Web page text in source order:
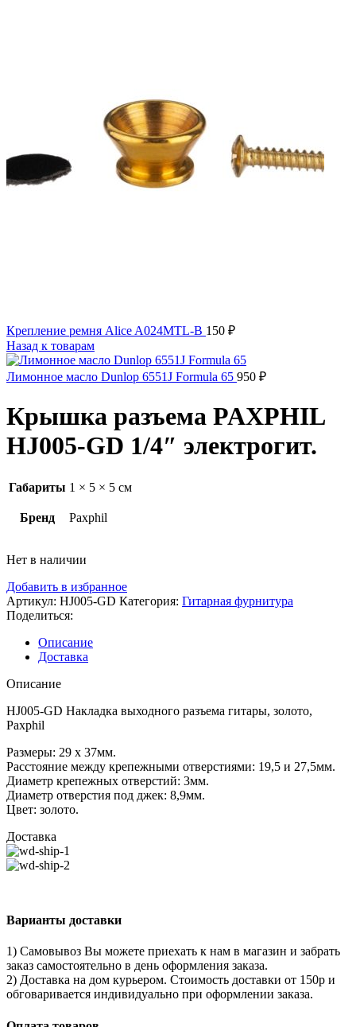
Крепление ремня Alice A024MTL-B 150 ₽
Назад к товарам
Лимонное масло Dunlop 6551J Formula 65 950 ₽
Крышка разъема PAXPHIL
HJ005-GD 1/4″ электрогит.
Габариты 1 × 5 × 5 см
Бренд Paxphil
Нет в наличии
Добавить в избранное
Артикул: HJ005-GD Категория: Гитарная фурнитура
Поделиться:
Описание
Доставка
Описание
HJ005-GD Накладка выходного разъема гитары, золото,
Paxphil
Размеры: 29 х 37мм.
Расстояние между крепежными отверстиями: 19,5 и 27,5мм.
Диаметр крепежных отверстий: 3мм.
Диаметр отверстия под джек: 8,9мм.
Цвет: золото.
Доставка
Варианты доставки
1) Самовывоз Вы можете приехать к нам в магазин и забрать
заказ самостоятельно в день оформления заказа.
2) Доставка на дом курьером. Стоимость доставки от 150р и
обговаривается индивидуально при оформлении заказа.